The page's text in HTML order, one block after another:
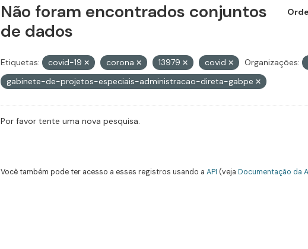
Não foram encontrados conjuntos
de dados
Etiquetas: covid-19 corona 13979 covid Organizações:
gabinete-de-projetos-especiais-administracao-direta-gabpe
Por favor tente uma nova pesquisa.
Você também pode ter acesso a esses registros usando a API (veja Documentação da